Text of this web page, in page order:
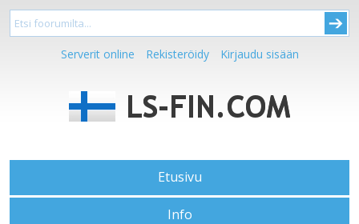
Serverit online Rekisteröidy Kirjaudu sisään
Etusivu
Info